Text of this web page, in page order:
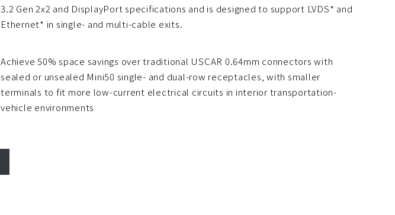
3.2 Gen 2x2 and DisplayPort specifications and is designed to support LVDS* and
Ethernet* in single- and multi-cable exits.
Achieve 50% space savings over traditional USCAR 0.64mm connectors with
sealed or unsealed Mini50 single- and dual-row receptacles, with smaller
terminals to fit more low-current electrical circuits in interior transportation-
vehicle environments